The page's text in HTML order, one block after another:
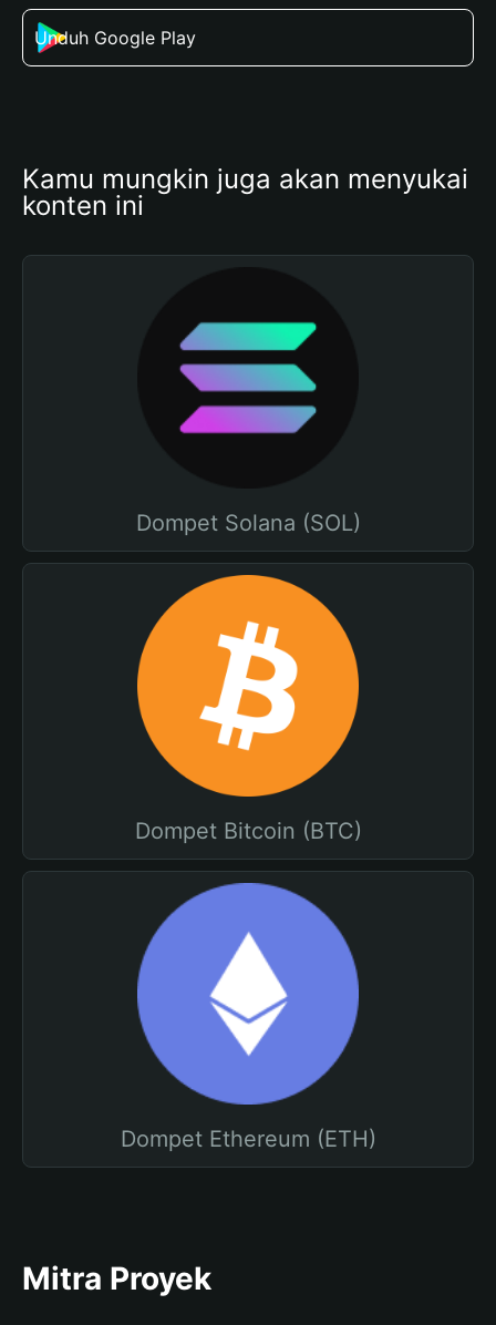
Unduh Google Play
Kamu mungkin juga akan menyukai
konten ini
Dompet Solana (SOL)
Dompet Bitcoin (BTC)
Dompet Ethereum (ETH)
Mitra Proyek